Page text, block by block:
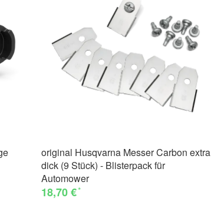
original Husqvarna Messer Carbon extra
dick (9 Stück) - Blisterpack für
Automower
18,70 €*